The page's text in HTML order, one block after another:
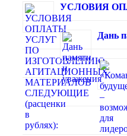
УСЛОВИЯ
Дань